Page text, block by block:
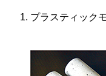
プラスティック